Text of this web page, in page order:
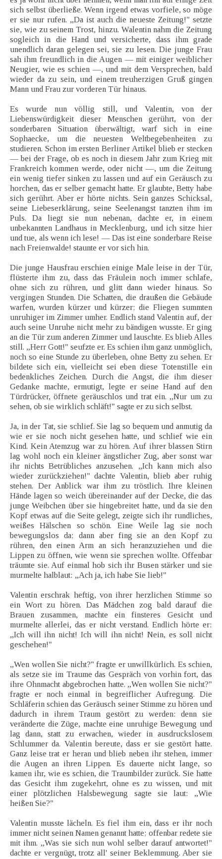
sich selbst überließe. Wenn irgend etwas vorfiele, so möge
er sie nur rufen. „Da ist auch die neueste Zeitung!" setzte
sie, wie zu seinem Trost, hinzu. Walentin nahm die Zeitung
sogleich in die Hand und versicherte, dass ihm grade
unendlich daran gelegen sei, sie zu lesen. Die junge Frau
sah ihm freundlich in die Augen — mit einiger weiblicher
Neugier, wie es schien —, und mit dem Versprechen, bald
wieder da zu sein, und einem treuherzigen Gruß gingen
Mann und Frau zur vorderen Tür hinaus.
Es wurde nun völlig still, und Valentin, von der
Liebenswürdigkeit dieser Menschen gerührt, von der
sonderbaren Situation überwältigt, warf sich in eine
Sophaecke, um die neuesten Weltbegebenheiten zu
studieren. Schon im ersten Berliner Artikel blieb er stecken
— bei der Frage, ob es noch in diesem Jahr zum Krieg mit
Frankreich kommen werde, oder nicht —, um die Zeitung
ein wenig tiefer sinken zu lassen und auf ein Geräusch zu
horchen, das er selber gemacht hatte. Er glaubte, Betty habe
sich gerührt. Aber er hörte nichts. Sein ganzes Schicksal,
seine Liebeserklärung, seine Seelenangst tanzten ihm im
Puls. Da liegt sie nun nebenan, dachte er, in einem
unbekannten Landhaus in Mecklenburg, und ich sitze hier
und tue, als wenn ich lese! — Das ist eine sonderbare Reise
nach Freienwalde! staunte er vor sich hin.
Die junge Hausfrau erschien einige Male leise in der Tür,
flüsterte ihm zu, dass das Fräulein noch immer schlafe,
ohne sich zu rühren, und glitt dann wieder hinaus. So
vergingen Stunden. Die Schatten, die draußen die Gebäude
warfen, wurden kürzer und kürzer; die Fliegen summten
unruhiger im Zimmer umher. Endlich stand Valentin auf, der
auch seine Unruhe nicht mehr zu bändigen wusste. Er ging
an die Tür zum anderen Zimmer und lauschte. Es blieb Alles
still. „Herr Gott!" seufzte er. Es schien ihm ganz unmöglich,
noch so eine Stunde zu überleben, ohne Betty zu sehen. Er
bildete sich ein, vielleicht sei eben diese Totenstille ein
bedenkliches Zeichen. Durch die Angst, die ihm dieser
Gedanke machte, ermutigt, legte er seine Hand auf den
Türdrücker, öffnete geräuschlos und trat ein. „Nur um zu
sehen, ob sie wirklich schläft!" sagte er zu sich selbst.
Ja, in der Tat, sie schlief. Sie lag so bequem und anmutig da
wie er sie noch nicht gesehen hatte, und schlief wie ein
Kind. Kein Atemzug war zu hören. Auf ihrer blassen Stirn
lag wohl noch ein kleiner ängstlicher Zug, aber sonst war
ihr nichts Betrübliches anzusehen. „Ich kann mich also
wieder zurückziehen!" dachte Valentin, blieb aber ruhig
stehen. Der Anblick war ihm zu tröstlich. Ihre kleinen
Hände lagen so weich übereinander auf der Decke, die das
junge Weibchen über sie hingebreitet hatte, und da sie den
Kopf etwas auf die Seite gelegt, zeigte sich ihr rundliches,
weißes Hälschen so schön. Eine Weile lag sie noch
bewegungslos da; dann aber fing sie an den Kopf zu
rühren, den einen Arm an sich heranzuziehen und die
Lippen zu öffnen, wie wenn sie sprechen wollte. Offenbar
träumte sie. Auf einmal hob sich ihr Busen stärker und sie
murmelte halblaut: „Ach ja, ich habe Sie lieb!"
Valentin erschrak heftig, von ihrer herzlichen Stimme so
ein Wort zu hören. Das Mädchen zog bald darauf die
Brauen zusammen, machte ein finsteres Gesicht und
murmelte allerlei, das er nicht verstand. Endlich hörte er:
„Ich will ihn nicht! Ich will ihn nicht! Nein, es soll nicht
geschehen!"
„Wen wollen Sie nicht?" fragte er unwillkürlich. Es schien,
als setze sie im Traume das Gespräch von vorhin fort, das
ihre Ohnmacht abgebrochen hatte. „Wen wollen Sie nicht?"
fragte er noch einmal in begreiflicher Aufregung. Die
Schläferin schien das Geräusch seiner Stimme zu hören und
dadurch in ihrem Traum gestört zu werden: denn sie
veränderte die Züge, machte eine unruhige Bewegung und
lag dann, statt zu erwachen, wieder in ausdruckslosem
Schlummer da. Valentin bereute, dass er sie gestört hatte.
Ganz leise trat er heran und blieb neben ihr stehen, immer
die Augen an ihren Lippen. Es dauerte nicht lange, so
kamen ihr, wie es schien, die Traumbilder zurück. Sie hatte
das Gesicht ihm zugekehrt, ohne es zu wissen, und mit
einer plötzlichen Halsbewegung sagte sie laut: „Wie
heißen Sie?"
Valentin musste lächeln. Es fiel ihm ein, dass er ihr noch
immer nicht seinen Namen genannt hatte; offenbar redete sie
mit ihm. „Was sie sich nun wohl selber darauf antwortet!"
dachte er vergnügt, trotz all' seiner Beklemmung. Aber sie